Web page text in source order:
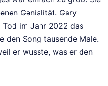
Genialität. Gary
Tod im Jahr 2022 das
den Song tausende Male.
er wusste, was er den